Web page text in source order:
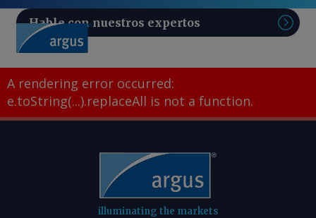
Hable con nuestros expertos
A rendering error occurred:
e.toString(...).replaceAll is not a function.
illuminating the markets